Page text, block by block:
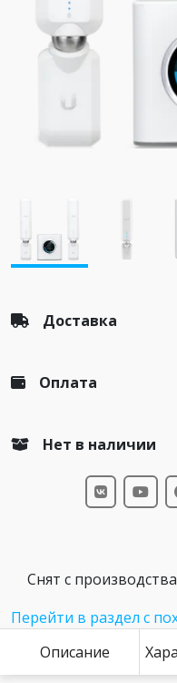
Доставка
Оплата
Нет в наличии
Снят с производства
Перейти в раздел с
Описание